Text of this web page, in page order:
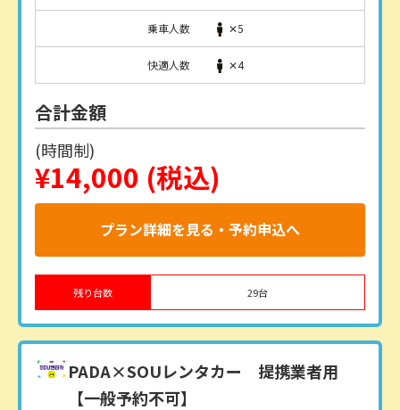
乗車人数 ✕5
快適人数 ✕4
合計金額
(時間制)
¥14,000 (税込)
プラン詳細を見る・予約申込へ
残り台数 29台
PADA×SOUレンタカー 提携業者用
【一般予約不可】